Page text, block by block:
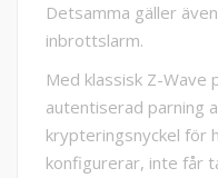
Detsamma gäller
inbrottslarm.
Med klassisk Z-Wave
autentiserad parning
krypteringsnyckel för
konfigurerar, inte får